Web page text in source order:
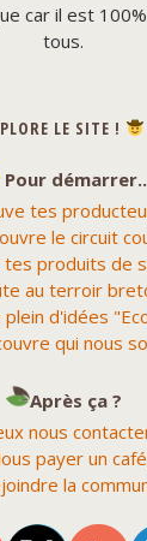
car il est
tous.
LE SITE !
Pour
tes
le circuit
tes produits de
au terroir
plein d'idées
qui nous
Après ça ?
nous
payer un
la